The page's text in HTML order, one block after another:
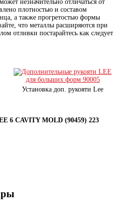
незначительно отличаться от
плотностью и составом
а также прогретостью формы
что металлы расширяются при
отливки постарайтесь как следует
Установка доп. рукояти Lee
6 CAVITY MOLD (90459) 223